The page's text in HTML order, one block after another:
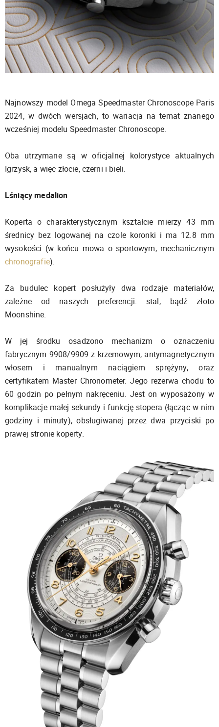
Najnowszy model Omega Speedmaster Chronoscope Paris
2024, w dwóch wersjach, to wariacja na temat znanego
wcześniej modelu Speedmaster Chronoscope.
Oba utrzymane są w oficjalnej kolorystyce aktualnych
Igrzysk, a więc złocie, czerni i bieli.
Lśniący medalion
Koperta o charakterystycznym kształcie mierzy 43 mm
średnicy bez logowanej na czole koronki i ma 12.8 mm
wysokości (w końcu mowa o sportowym, mechanicznym
chronografie).
Za budulec kopert posłużyły dwa rodzaje materiałów,
zależne od naszych preferencji: stal, bądź złoto
Moonshine.
W jej środku osadzono mechanizm o oznaczeniu
fabrycznym 9908/9909 z krzemowym, antymagnetycznym
włosem i manualnym naciągiem sprężyny, oraz
certyfikatem Master Chronometer. Jego rezerwa chodu to
60 godzin po pełnym nakręceniu. Jest on wyposażony w
komplikacje małej sekundy i funkcję stopera (łącząc w nim
godziny i minuty), obsługiwanej przez dwa przyciski po
prawej stronie koperty.